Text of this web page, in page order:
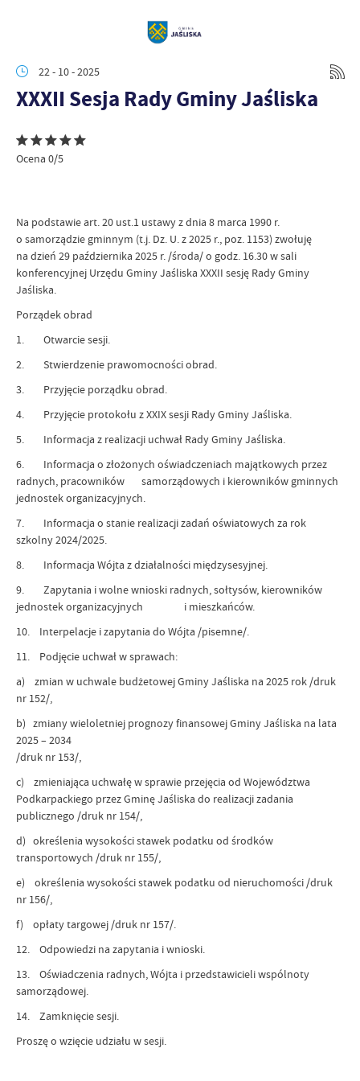
22 - 10 - 2025
XXXII Sesja Rady Gminy Jaśliska
Ocena 0/5
Na podstawie art. 20 ust.1 ustawy z dnia 8 marca 1990 r.
o samorządzie gminnym (t.j. Dz. U. z 2025 r., poz. 1153) zwołuję
na dzień 29 października 2025 r. /środa/ o godz. 16.30 w sali
konferencyjnej Urzędu Gminy Jaśliska XXXII sesję Rady Gminy
Jaśliska.
Porządek obrad
1. Otwarcie sesji.
2. Stwierdzenie prawomocności obrad.
3. Przyjęcie porządku obrad.
4. Przyjęcie protokołu z XXIX sesji Rady Gminy Jaśliska.
5. Informacja z realizacji uchwał Rady Gminy Jaśliska.
6. Informacja o złożonych oświadczeniach majątkowych przez
radnych, pracowników samorządowych i kierowników gminnych
jednostek organizacyjnych.
7. Informacja o stanie realizacji zadań oświatowych za rok
szkolny 2024/2025.
8. Informacja Wójta z działalności międzysesyjnej.
9. Zapytania i wolne wnioski radnych, sołtysów, kierowników
jednostek organizacyjnych i mieszkańców.
10. Interpelacje i zapytania do Wójta /pisemne/.
11. Podjęcie uchwał w sprawach:
a) zmian w uchwale budżetowej Gminy Jaśliska na 2025 rok /druk
nr 152/,
b) zmiany wieloletniej prognozy finansowej Gminy Jaśliska na lata
2025 – 2034
/druk nr 153/,
c) zmieniająca uchwałę w sprawie przejęcia od Województwa
Podkarpackiego przez Gminę Jaśliska do realizacji zadania
publicznego /druk nr 154/,
d) określenia wysokości stawek podatku od środków
transportowych /druk nr 155/,
e) określenia wysokości stawek podatku od nieruchomości /druk
nr 156/,
f) opłaty targowej /druk nr 157/.
12. Odpowiedzi na zapytania i wnioski.
13. Oświadczenia radnych, Wójta i przedstawicieli wspólnoty
samorządowej.
14. Zamknięcie sesji.
Proszę o wzięcie udziału w sesji.